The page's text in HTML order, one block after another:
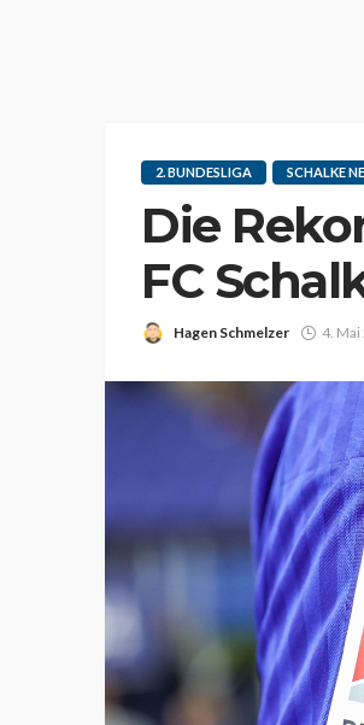
2. BUNDESLIGA SCHALKE
Die
FC
Hagen Schmelzer 4.